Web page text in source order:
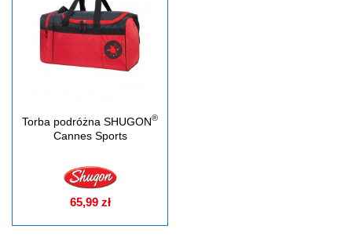
Torba podróżna SHUGON®
Cannes Sports
65,99 zł